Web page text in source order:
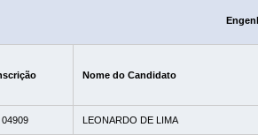
Nome do Candidato
04909 LEONARDO DE LIMA